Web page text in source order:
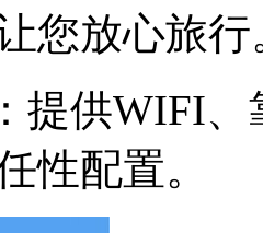
您放心旅行
提供WIFI
性配置。